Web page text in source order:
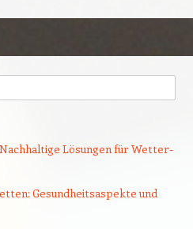
Lösungen für Wetter-
Gesundheitsaspekte und